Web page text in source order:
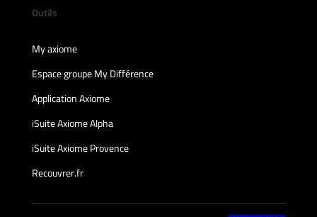
Outils
My axiome
Espace groupe My Différence
Application Axiome
iSuite Axiome Alpha
iSuite Axiome Provence
Recouvrer.fr